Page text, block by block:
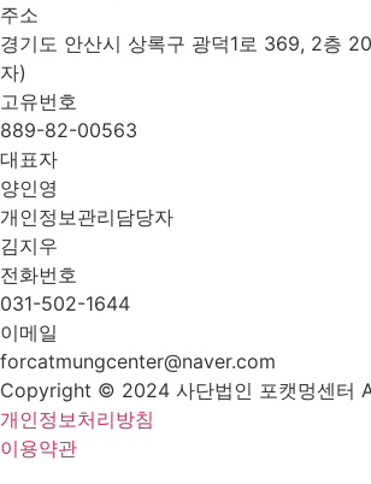
주소
경기도 안산시 상록구 광덕1로 369, 2층
자)
고유번호
889-82-00563
대표자
양인영
개인정보관리담당자
김지우
전화번호
031-502-1644
이메일
forcatmungcenter@naver.com
Copyright © 2024 사단법인 포캣멍센터
개인정보처리방침
이용약관